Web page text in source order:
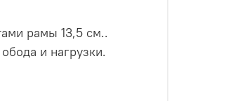
рамы 13,5 см..
и нагрузки.